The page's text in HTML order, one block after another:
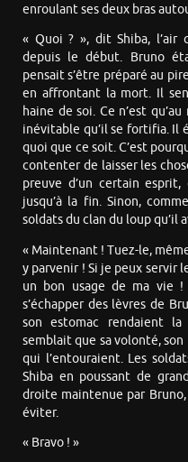
enroulant ses deux bras
« Quoi ? », dit Shiba, l’air
depuis le début. Bruno
pensait s’être préparé au
en affrontant la mort. Il
haine de soi. Ce n’est
inévitable qu’il se fortifia.
quoi que ce soit. C’est
contenter de laisser les
preuve d’un certain esprit,
jusqu’à la fin. Sinon,
soldats du clan du loup qu’il
« Maintenant ! Tuez-le,
y parvenir ! Si je peux servir
un bon usage de ma vie
s’échapper des lèvres de
son estomac rendaient
semblait que sa volonté,
qui l’entouraient. Les
Shiba en poussant de
droite maintenue par Bruno,
éviter.
« Bravo ! »